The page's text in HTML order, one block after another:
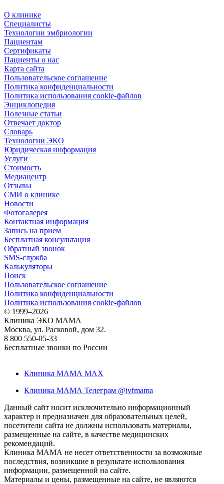
О клинике
Специалисты
Технологии эмбриологии
Пациентам
Сертификаты
Пациенты о нас
Карта сайта
Пользовательское соглашение
Политика конфиденциальности
Политика использования cookie-файлов
Энциклопедия
Полезные статьи
Отвечает доктор
Словарь
Технологии ЭКО
Юридическая информация
Услуги
Стоимость
Медиацентр
Отзывы
СМИ о клинике
Новости
Фотогалерея
Контактная информация
Запись на прием
Бесплатная консультация
Обратный звонок
SMS-служба
Калькуляторы
Поиск
Пользовательское соглашение
Политика конфиденциальности
Политика использования cookie-файлов
© 1999–2026
Клиника ЭКО МАМА
Москва, ул. Расковой, дом 32.
8 800 550-05-33
Бесплатные звонки по России
Клиника МАМА MAX
Клиника МАМА Телеграм @ivfmama
Данный сайт носит исключительно информационный
характер и предназначен для образовательных целей,
посетители сайта не должны использовать материалы,
размещенные на сайте, в качестве медицинских
рекомендаций.
Клиника МАМА не несет ответственности за возможные
последствия, возникшие в результате использования
информации, размещенной на сайте.
Материалы и цены, размещенные на сайте, не являются